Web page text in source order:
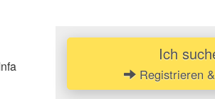
Ich
Registrieren